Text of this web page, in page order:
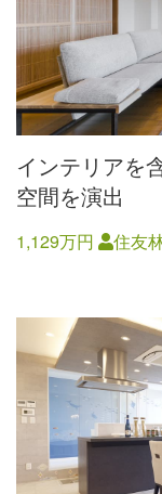
インテリアを
空間を演出
1,129万円 住友